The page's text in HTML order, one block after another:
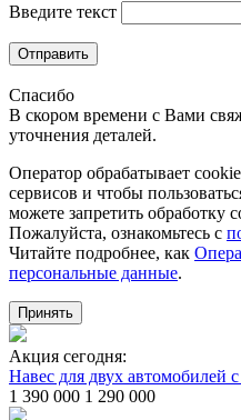
Введите текст
Отправить
Спасибо
В скором времени с Вами
уточнения деталей.
Оператор обрабатывает
сервисов и чтобы
можете запретить обработку
Пожалуйста, ознакомьтесь с
Читайте подробнее, как
персональные данные.
Принять
Акция сегодня:
Навес для двух автомобилей
1 390 000 1 290 000